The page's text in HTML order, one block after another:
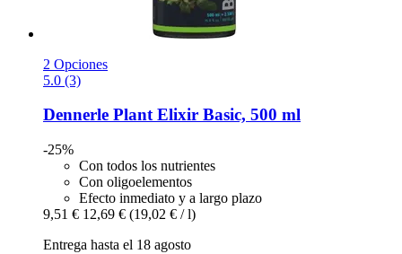
2 Opciones
5.0 (3)
Dennerle Plant Elixir Basic, 500 ml
-25%
Con todos los nutrientes
Con oligoelementos
Efecto inmediato y a largo plazo
9,51 € 12,69 € (19,02 € / l)
Entrega hasta el 18 agosto